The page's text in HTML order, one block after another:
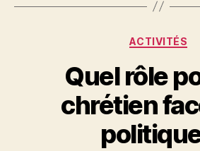
ACTIVITÉS
Quel rôle
chrétien